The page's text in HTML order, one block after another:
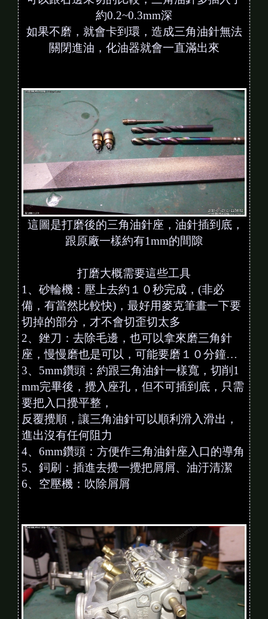
約0.2~0.3mm深
如果不磨，就會卡到環，造成三角油針無法
關閉進油，化油器就會一直滿出來
這圖是打磨後的三角油針座，油針插到底，
跟原廠一樣約有1mm的間隙
打磨大概需要這些工具
1、砂輪機：壓上去約１０秒完成，(非必
備，有當然比較快)，最好用麥克筆畫一下要
切掉的部分，才不會切歪切太多
2、銼刀：去除毛邊，也可以拿來磨三角針
座，慢慢磨也是可以，可能要磨１０分鐘…
3、5mm鑽頭：約跟三角油針一樣寬，切削1
mm完畢後，攪入座孔，但不可插到底，只需
要把入口攪平整，
反覆攪順，讓三角油針可以順利滑入滑出，
進出沒有任何阻力
4、6mm鑽頭：方便作三角油針座入口的導角
5、鉰刷：插進去攪一攪把屑屑、油汙清潔
6、空壓機：吹除屑屑